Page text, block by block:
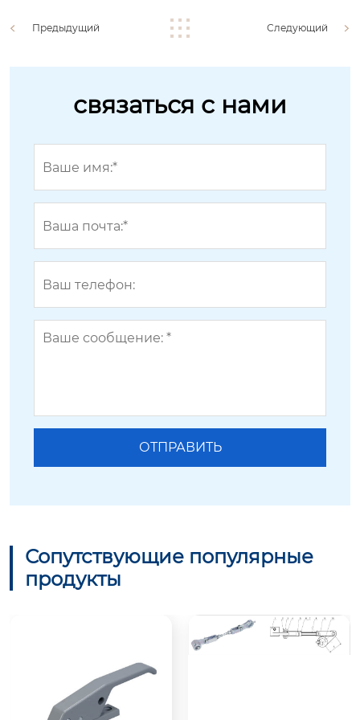
Предыдущий Следующий
связаться с нами
Сопутствующие популярные
продукты